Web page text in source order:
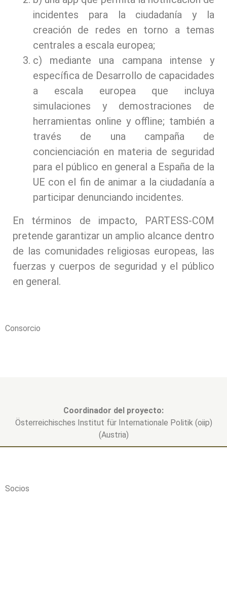
incidentes para la ciudadanía y la
creación de redes en torno a temas
centrales a escala europea;
c) mediante una campana intense y
específica de Desarrollo de capacidades
a escala europea que incluya
simulaciones y demostraciones de
herramientas online y offline; también a
través de una campaña de
concienciación en materia de seguridad
para el público en general a España de la
UE con el fin de animar a la ciudadanía a
participar denunciando incidentes.
En términos de impacto, PARTESS-COM
pretende garantizar un amplio alcance dentro
de las comunidades religiosas europeas, las
fuerzas y cuerpos de seguridad y el público
en general.
Consorcio
Coordinador del proyecto:
Österreichisches Institut für Internationale Politik (oiip)
(Austria)
Socios